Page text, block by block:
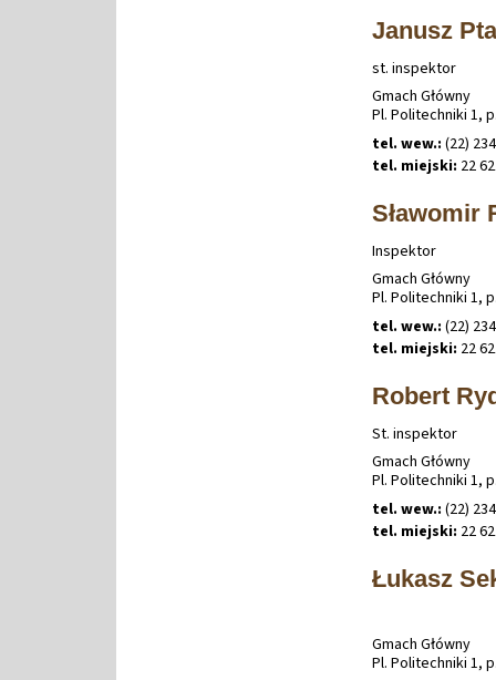
Janusz
st. inspektor
Gmach Główny
Pl. Politechniki 1,
tel. wew.: (22)
tel. miejski: 22
Sławomir
Inspektor
Gmach Główny
Pl. Politechniki 1,
tel. wew.: (22)
tel. miejski: 22
Robert
St. inspektor
Gmach Główny
Pl. Politechniki 1,
tel. wew.: (22)
tel. miejski: 22
Łukasz
Gmach Główny
Pl. Politechniki 1,